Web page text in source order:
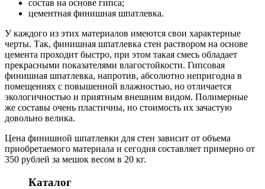
состав на основе гипса;
цементная финишная шпатлевка.
У каждого из этих материалов имеются свои характерные
черты. Так, финишная шпатлевка стен раствором на основе
цемента проходит быстро, при этом такая смесь обладает
прекрасными показателями влагостойкости. Гипсовая
финишная шпатлевка, напротив, абсолютно непригодна в
помещениях с повышенной влажностью, но отличается
экологичностью и приятным внешним видом. Полимерные
же составы очень пластичны, но стоимость их зачастую
довольно велика.
Цена финишной шпатлевки для стен зависит от объема
приобретаемого материала и сегодня составляет примерно от
350 рублей за мешок весом в 20 кг.
Каталог